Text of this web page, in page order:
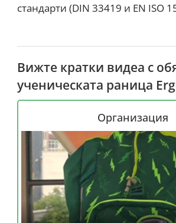
стандарти (DIN 33419 и EN ISO
Вижте кратки видеа с
ученическата раница
Организация